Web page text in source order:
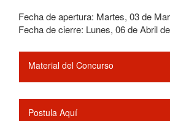
Fecha de apertura: Martes, 03de
Fecha de cierre: Lunes, 06deAbrilde
Material del Concurso
Postula Aquí